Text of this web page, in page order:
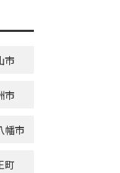
市
市
幡市
町